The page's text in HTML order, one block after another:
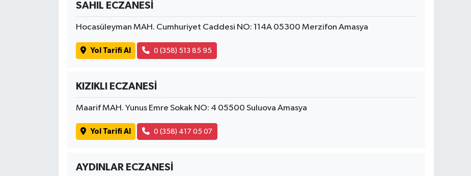
SAHIL ECZANESİ
Hocasüleyman MAH. Cumhuriyet Caddesi NO: 114A 05300 Merzifon Amasya
Yol Tarifi Al 0 (358) 513 85 95
KIZIKLI ECZANESİ
Maarif MAH. Yunus Emre Sokak NO: 4 05500 Suluova Amasya
Yol Tarifi Al 0 (358) 417 05 07
AYDINLAR ECZANESİ